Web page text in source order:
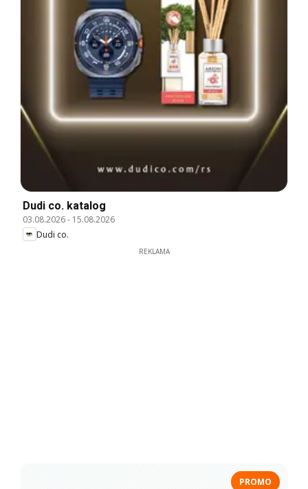
Dudi co. katalog
03.08.2026- 15.08.2026
Dudi co.
REKLAMA
PROMO